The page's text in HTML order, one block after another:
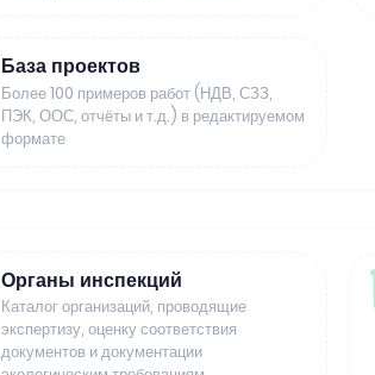
База проектов
Более 100 примеров работ (НДВ, СЗЗ,
ПЭК, ООС, отчёты и т.д.) в редактируемом
формате
Органы инспекций
Каталог организаций, проводящие
экспертизу, оценку соответствия
документов и документации